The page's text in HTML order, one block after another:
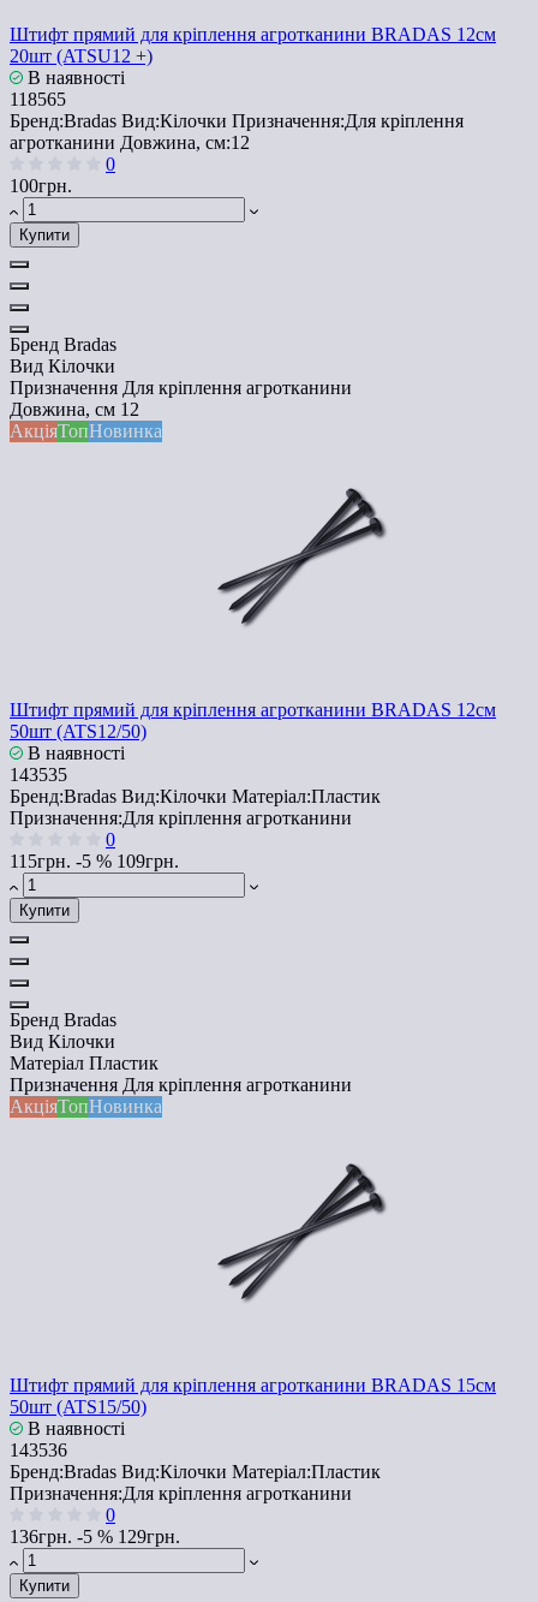
Штифт прямий для кріплення агротканини BRADAS 12см
20шт (ATSU12 +)
В наявності
118565
Бренд:Bradas Вид:Кілочки Призначення:Для кріплення
агротканини Довжина, см:12
0
100грн.
Купити
Бренд Bradas
Вид Кілочки
Призначення Для кріплення агротканини
Довжина, см 12
АкціяТопНовинка
Штифт прямий для кріплення агротканини BRADAS 12см
50шт (ATS12/50)
В наявності
143535
Бренд:Bradas Вид:Кілочки Матеріал:Пластик
Призначення:Для кріплення агротканини
0
115грн. -5 % 109грн.
Купити
Бренд Bradas
Вид Кілочки
Матеріал Пластик
Призначення Для кріплення агротканини
АкціяТопНовинка
Штифт прямий для кріплення агротканини BRADAS 15см
50шт (ATS15/50)
В наявності
143536
Бренд:Bradas Вид:Кілочки Матеріал:Пластик
Призначення:Для кріплення агротканини
0
136грн. -5 % 129грн.
Купити